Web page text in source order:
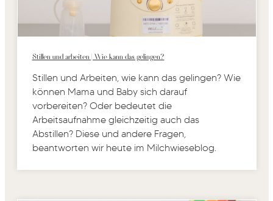
Stillen und arbeiten | Wie kann das gelingen?
Stillen und Arbeiten, wie kann das gelingen? Wie
können Mama und Baby sich darauf
vorbereiten? Oder bedeutet die
Arbeitsaufnahme gleichzeitig auch das
Abstillen? Diese und andere Fragen,
beantworten wir heute im Milchwieseblog.